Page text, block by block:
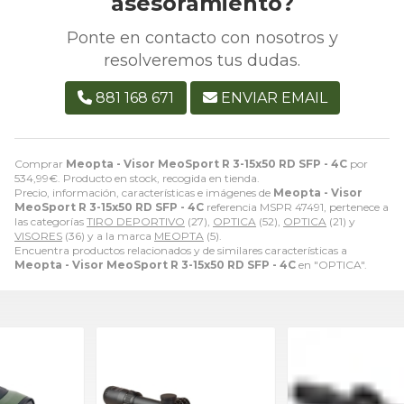
Comprar Meopta - Visor MeoSport R 3-15x50 RD SFP - 4C por
534,99€ . Producto en stock, recogida en tienda.
Precio, información, características e imágenes de Meopta - Visor
MeoSport R 3-15x50 RD SFP - 4C referencia MSPR 47491, pertenece a
las categorías TIRO DEPORTIVO (27), OPTICA (52), OPTICA (21) y
VISORES (36) y a la marca MEOPTA (5).
Encuentra productos relacionados y de similares características a
Meopta - Visor MeoSport R 3-15x50 RD SFP - 4C en "OPTICA".
Ponte en contacto con nosotros y
resolveremos tus dudas.
881 168 671 ENVIAR EMAIL